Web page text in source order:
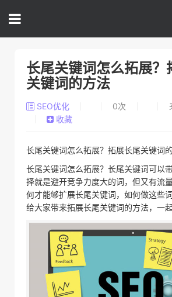
长尾关键词怎么拓展？
关键词的方法
SEO优化 0次
收藏
长尾关键词怎么拓展？拓展长尾关键词
长尾关键词怎么拓展？长尾关键词可以
择就是避开竞争力度大的词，但又有流
何才能够扩展长尾关键词，如何做这些
给大家带来拓展长尾关键词的方法，一起